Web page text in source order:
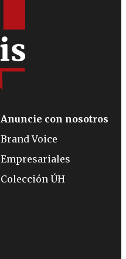
Anuncie con nosotros
Brand Voice
Empresariales
Colección ÚH